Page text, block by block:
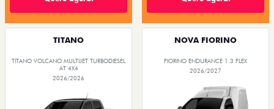
TITANO
TITANO VOLCANO MULTIJET TURBODIESEL
AT 4X4
2026/2026
NOVA FIORINO
FIORINO ENDURANCE 1.3 FLEX
2026/2027